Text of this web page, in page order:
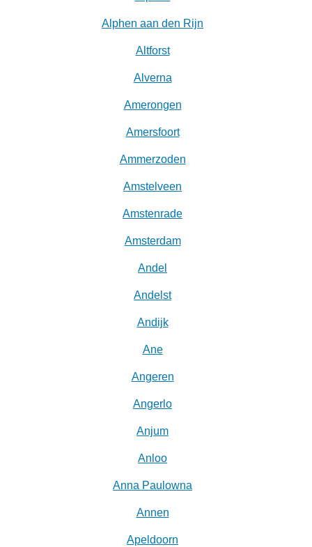
Alphen aan den Rijn
Altforst
Alverna
Amerongen
Amersfoort
Ammerzoden
Amstelveen
Amstenrade
Amsterdam
Andel
Andelst
Andijk
Ane
Angeren
Angerlo
Anjum
Anloo
Anna Paulowna
Annen
Apeldoorn